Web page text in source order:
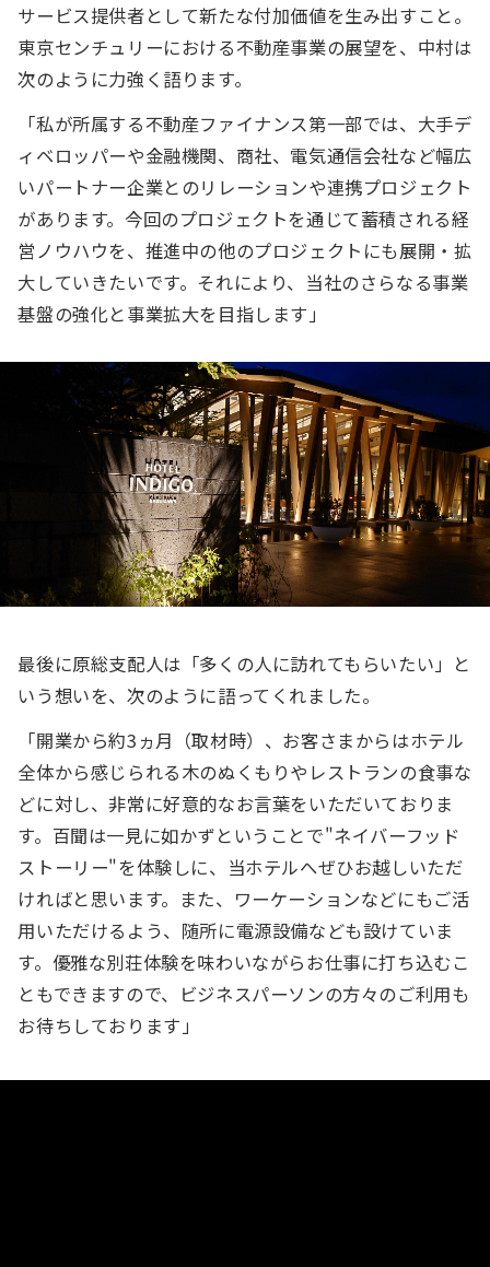
サービス提供者として新たな付加価値を生み出すこと。
東京センチュリーにおける不動産事業の展望を、中村は
次のように力強く語ります。
「私が所属する不動産ファイナンス第一部では、大手デ
ィベロッパーや金融機関、商社、電気通信会社など幅広
いパートナー企業とのリレーションや連携プロジェクト
があります。今回のプロジェクトを通じて蓄積される経
営ノウハウを、推進中の他のプロジェクトにも展開・拡
大していきたいです。それにより、当社のさらなる事業
基盤の強化と事業拡大を目指します」
最後に原総支配人は「多くの人に訪れてもらいたい」と
いう想いを、次のように語ってくれました。
「開業から約3ヵ月（取材時）、お客さまからはホテル
全体から感じられる木のぬくもりやレストランの食事な
どに対し、非常に好意的なお言葉をいただいておりま
す。百聞は一見に如かずということで"ネイバーフッド
ストーリー"を体験しに、当ホテルへぜひお越しいただ
ければと思います。また、ワーケーションなどにもご活
用いただけるよう、随所に電源設備なども設けていま
す。優雅な別荘体験を味わいながらお仕事に打ち込むこ
ともできますので、ビジネスパーソンの方々のご利用も
お待ちしております」